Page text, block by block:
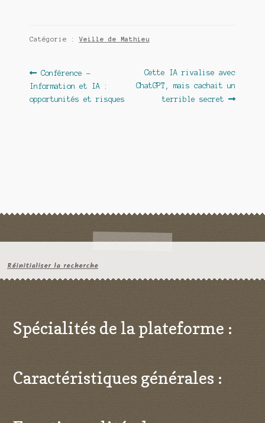
Catégorie :Veille de Mathieu
Navigation
de
Article
précédent :
Conférence –
Information et IA :
opportunités et risques
Article
suivant :
Cette IA rivalise avec
ChatGPT, mais cachait un
terrible secret
Réinitialiser la recherche
Spécialités de la plateforme :
Caractéristiques générales :